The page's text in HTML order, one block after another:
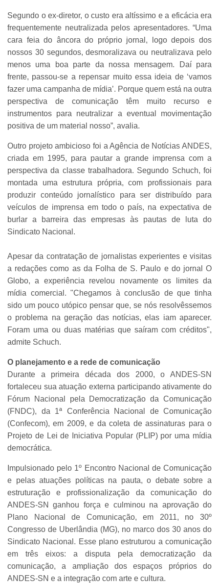
Segundo o ex-diretor, o custo era altíssimo e a eficácia era
frequentemente neutralizada pelos apresentadores. “Uma
cara feia do âncora do próprio jornal, logo depois dos
nossos 30 segundos, desmoralizava ou neutralizava pelo
menos uma boa parte da nossa mensagem. Daí para
frente, passou-se a repensar muito essa ideia de ‘vamos
fazer uma campanha de mídia’. Porque quem está na outra
perspectiva de comunicação têm muito recurso e
instrumentos para neutralizar a eventual movimentação
positiva de um material nosso”, avalia.
Outro projeto ambicioso foi a Agência de Notícias ANDES,
criada em 1995, para pautar a grande imprensa com a
perspectiva da classe trabalhadora. Segundo Schuch, foi
montada uma estrutura própria, com profissionais para
produzir conteúdo jornalístico para ser distribuído para
veículos de imprensa em todo o país, na expectativa de
burlar a barreira das empresas às pautas de luta do
Sindicato Nacional.
Apesar da contratação de jornalistas experientes e visitas
a redações como as da Folha de S. Paulo e do jornal O
Globo, a experiência revelou novamente os limites da
mídia comercial. "Chegamos à conclusão de que tinha
sido um pouco utópico pensar que, se nós resolvêssemos
o problema na geração das notícias, elas iam aparecer.
Foram uma ou duas matérias que saíram com créditos",
admite Schuch.
O planejamento e a rede de comunicação
Durante a primeira década dos 2000, o ANDES-SN
fortaleceu sua atuação externa participando ativamente do
Fórum Nacional pela Democratização da Comunicação
(FNDC), da 1ª Conferência Nacional de Comunicação
(Confecom), em 2009, e da coleta de assinaturas para o
Projeto de Lei de Iniciativa Popular (PLIP) por uma mídia
democrática.
Impulsionado pelo 1º Encontro Nacional de Comunicação
e pelas atuações políticas na pauta, o debate sobre a
estruturação e profissionalização da comunicação do
ANDES-SN ganhou força e culminou na aprovação do
Plano Nacional de Comunicação, em 2011, no 30º
Congresso de Uberlândia (MG), no marco dos 30 anos do
Sindicato Nacional. Esse plano estruturou a comunicação
em três eixos: a disputa pela democratização da
comunicação, a ampliação dos espaços próprios do
ANDES-SN e a integração com arte e cultura.